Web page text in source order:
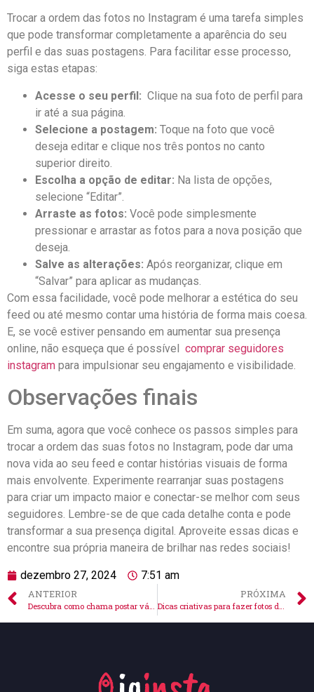
Trocar a ordem das fotos no Instagram é uma tarefa simples
que pode transformar completamente a aparência do seu
perfil e das suas⁤ postagens. Para facilitar esse processo,
siga‌ estas etapas:
Acesse o seu perfil: ⁢ Clique na sua foto de perfil para
ir‌ até a sua página.
Selecione a postagem: Toque ​na foto que você
‌deseja editar e ​clique​ nos⁤ três‌ pontos no canto
superior ‍direito.
Escolha a⁤ opção de editar: Na lista ‍de opções,
selecione “Editar”.
Arraste as fotos: Você pode simplesmente
pressionar e⁢ arrastar as fotos para a nova posição que
deseja.
Salve as alterações: Após reorganizar, clique em
“Salvar” para aplicar as mudanças.
Com essa facilidade, você pode melhorar a ⁣estética⁣ do seu
feed ou até mesmo contar uma história de⁤ forma mais coesa.‍
E,‍ se ⁤você estiver ‌pensando ‍em aumentar sua ⁢presença
online, não esqueça que é possível ⁤ comprar ⁤seguidores
instagram para impulsionar‍ seu engajamento e visibilidade.
Observações finais
Em suma, agora que você conhece os passos simples para
trocar a ordem das suas‌ fotos no Instagram, pode dar uma
nova vida ao seu feed e contar histórias⁤ visuais de ‌forma
mais envolvente. Experimente rearranjar suas postagens
para criar um ‌impacto maior e conectar-se melhor com seus⁢
seguidores. Lembre-se de que ⁣cada detalhe conta e pode
transformar a sua ⁣presença ⁤digital. Aproveite essas dicas e
encontre sua própria⁤ maneira de brilhar nas redes sociais!
dezembro 27, 2024 7:51 am
ANTERIOR PRÓXIMA